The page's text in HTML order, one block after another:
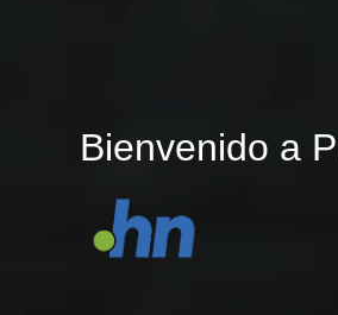
Bienvenido a